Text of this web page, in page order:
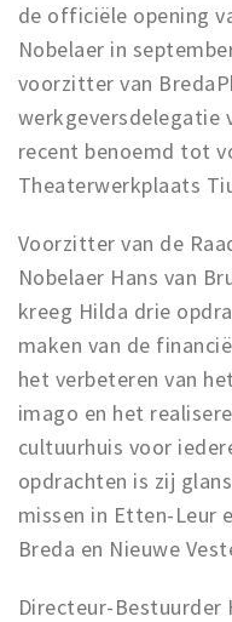
de officiële opening
Nobelaer in
voorzitter van
werkgeversdelegatie
recent benoemd tot
Theaterwerkplaats
Voorzitter van de
Nobelaer Hans van
kreeg Hilda drie
maken van de
het verbeteren van
imago en het
cultuurhuis voor
opdrachten is zij
missen in Etten-Leur
Breda en Nieuwe
Directeur-Bestuurder